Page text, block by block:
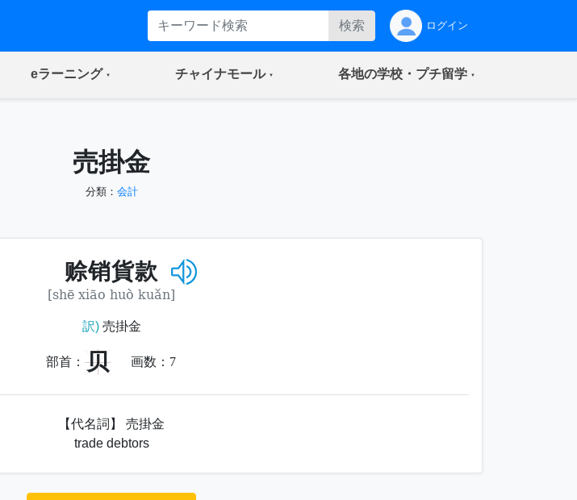
検索 ログイン
eラーニング(current) チャイナモール(current) 各地の学校・プチ留学(current)
売掛金
分類： 会計
赊销貨款
[shē xiāo huò kuǎn]
訳)売掛金
部首： 贝 画数： 7
【代名詞】 売掛金
trade debtors